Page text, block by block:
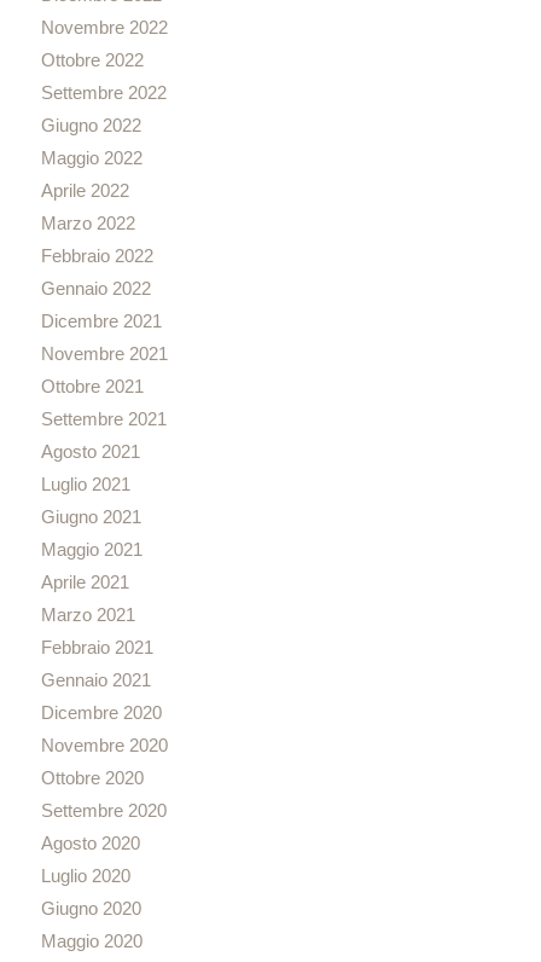
Novembre 2022
Ottobre 2022
Settembre 2022
Giugno 2022
Maggio 2022
Aprile 2022
Marzo 2022
Febbraio 2022
Gennaio 2022
Dicembre 2021
Novembre 2021
Ottobre 2021
Settembre 2021
Agosto 2021
Luglio 2021
Giugno 2021
Maggio 2021
Aprile 2021
Marzo 2021
Febbraio 2021
Gennaio 2021
Dicembre 2020
Novembre 2020
Ottobre 2020
Settembre 2020
Agosto 2020
Luglio 2020
Giugno 2020
Maggio 2020